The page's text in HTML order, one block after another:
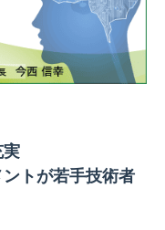
実
トが若手技術者